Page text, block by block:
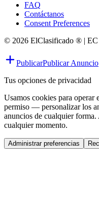
FAQ
Contáctanos
Consent Preferences
© 2026 ElClasificado ® | EC
PublicarPublicar Anuncio
Tus opciones de privacidad
Usamos cookies para
permiso — personalizar los
anuncios de cualquier
cualquier momento.
Administrar preferencias